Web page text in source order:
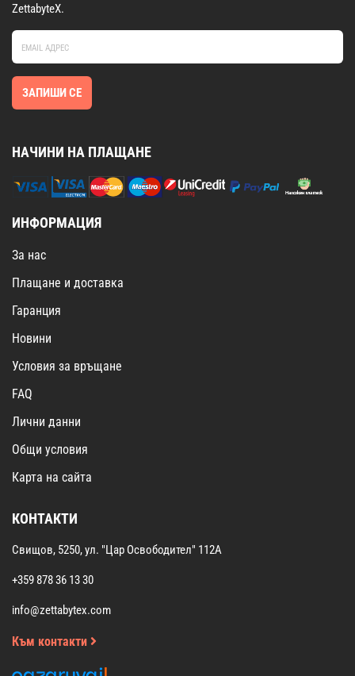
ZettabyteX.
ЗАПИШИ СЕ
НАЧИНИ НА ПЛАЩАНЕ
ИНФОРМАЦИЯ
За нас
Плащане и доставка
Гаранция
Новини
Условия за връщане
FAQ
Лични данни
Общи условия
Карта на сайта
КОНТАКТИ
Свищов, 5250, ул. "Цар Освободител" 112А
+359 878 36 13 30
info@zettabytex.com
Към контакти